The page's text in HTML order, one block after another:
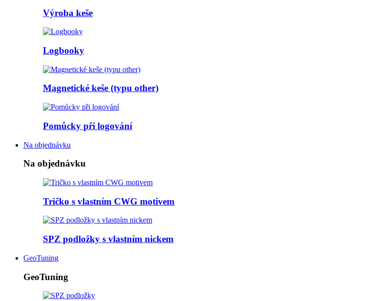
Výroba keše
Logbooky
Magnetické keše (typu other)
Pomůcky při logování
Na objednávku
Na objednávku
Tričko s vlastním CWG motivem
SPZ podložky s vlastním nickem
GeoTuning
GeoTuning